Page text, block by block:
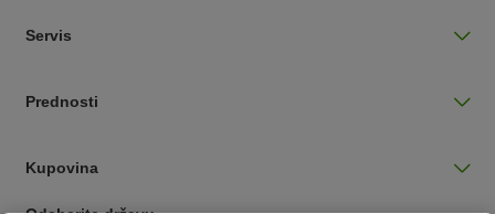
Servis
Prednosti
Kupovina